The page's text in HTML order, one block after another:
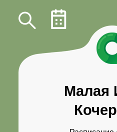
Малая